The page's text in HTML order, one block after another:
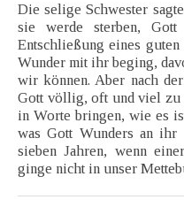
Die selige Schwester
sie werde sterben,
Entschließung eines
Wunder mit ihr beging,
wir können. Aber nach
Gott völlig, oft und viel zu
in Worte bringen, wie es
was Gott Wunders an ihr
sieben Jahren, wenn
ginge nicht in unser